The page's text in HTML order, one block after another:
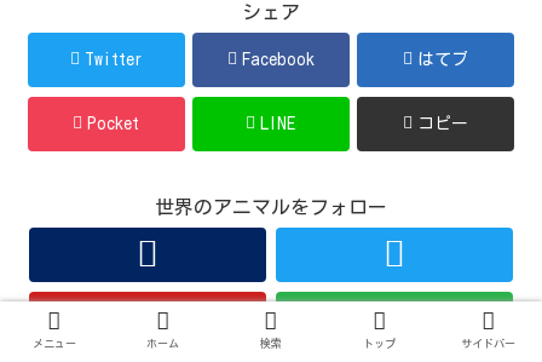
シェア
Twitter Facebook はてブ
Pocket LINE コピー
世界のアニマルをフォロー
メニュー ホーム 検索 トップ サイドバー